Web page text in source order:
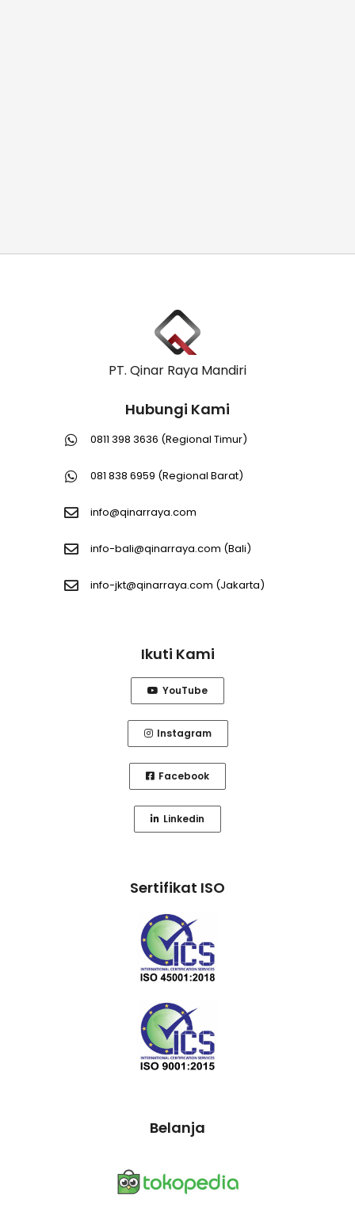
PT. Qinar Raya Mandiri
Hubungi Kami
0811 398 3636 (Regional Timur)
081 838 6959 (Regional Barat)
info@qinarraya.com
info-bali@qinarraya.com (Bali)
info-jkt@qinarraya.com (Jakarta)
Ikuti Kami
YouTube
Instagram
Facebook
Linkedin
Sertifikat ISO
Belanja